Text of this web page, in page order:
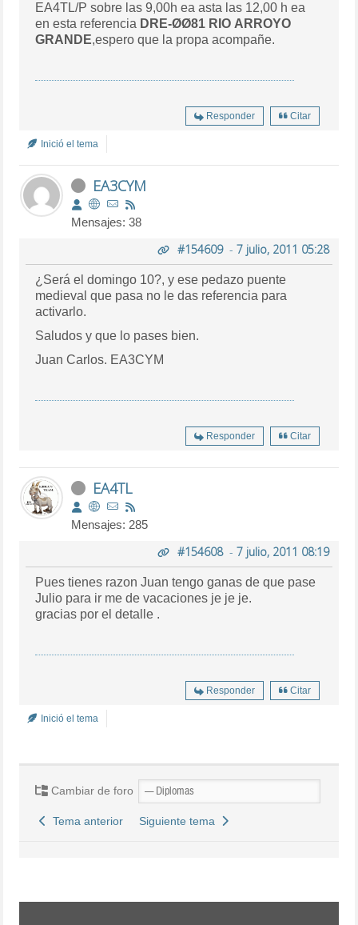
EA4TL/P sobre las 9,00h ea asta las 12,00 h ea
en esta referencia DRE-ØØ81 RIO ARROYO
GRANDE,espero que la propa acompañe.
Responder Citar
Inició el tema
EA3CYM
Mensajes: 38
#154609- 7 julio, 2011 05:28
¿Será el domingo 10?, y ese pedazo puente
medieval que pasa no le das referencia para
activarlo.
Saludos y que lo pases bien.
Juan Carlos. EA3CYM
Responder Citar
EA4TL
Mensajes: 285
#154608- 7 julio, 2011 08:19
Pues tienes razon Juan tengo ganas de que pase
Julio para ir me de vacaciones je je je.
gracias por el detalle .
Responder Citar
Inició el tema
Cambiar de foro
Tema anterior Siguiente tema